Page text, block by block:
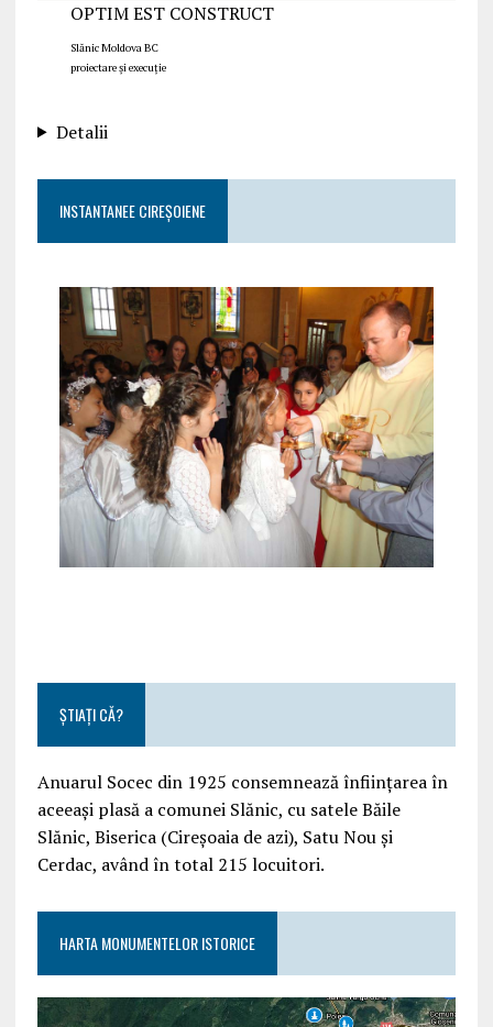
OPTIM EST CONSTRUCT
Slănic Moldova BC
proiectare și execuție
Detalii
INSTANTANEE CIREȘOIENE
ȘTIAȚI CĂ?
Anuarul Socec din 1925 consemnează înființarea în
aceeași plasă a comunei Slănic, cu satele Băile
Slănic, Biserica (Cireșoaia de azi), Satu Nou și
Cerdac, având în total 215 locuitori.
HARTA MONUMENTELOR ISTORICE